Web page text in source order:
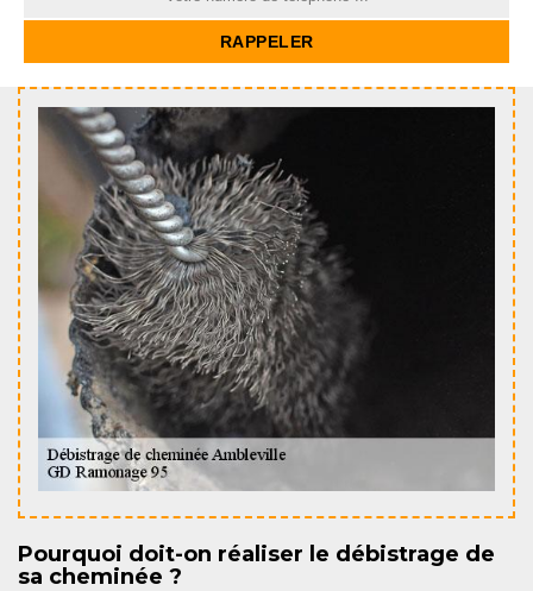
Pourquoi doit-on réaliser le débistrage de
sa cheminée ?